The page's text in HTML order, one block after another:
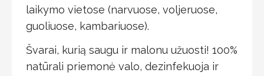
laikymo vietose (narvuose, voljeruose,
guoliuose, kambariuose).
Švarai, kurią saugu ir malonu užuosti! 100%
natūrali priemonė valo, dezinfekuoja ir